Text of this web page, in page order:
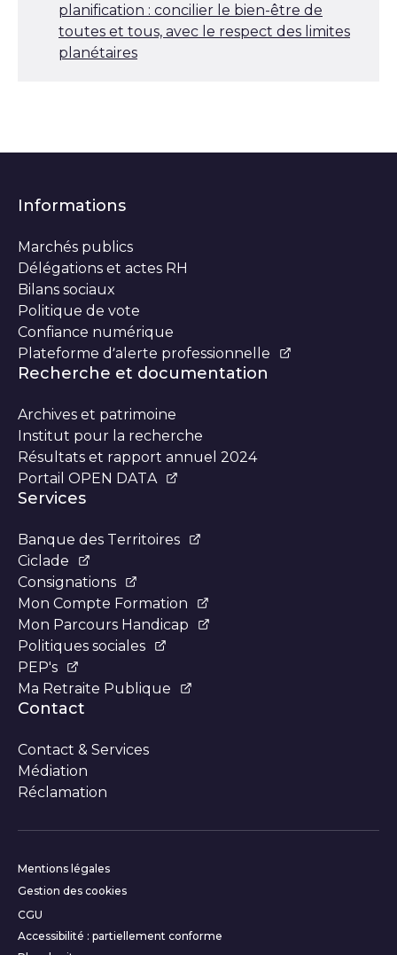
planification : concilier le bien-être de
toutes et tous, avec le respect des limites
planétaires
Informations
Marchés publics
Délégations et actes RH
Bilans sociaux
Politique de vote
Confiance numérique
Plateforme d’alerte professionnelle
Recherche et documentation
Archives et patrimoine
Institut pour la recherche
Résultats et rapport annuel 2024
Portail OPEN DATA
Services
Banque des Territoires
Ciclade
Consignations
Mon Compte Formation
Mon Parcours Handicap
Politiques sociales
PEP's
Ma Retraite Publique
Contact
Contact & Services
Médiation
Réclamation
Informations
Mentions légales
Gestion des cookies
CGU
Accessibilité : partiellement conforme